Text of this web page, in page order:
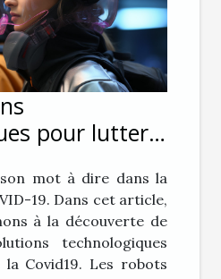
pour lutter
mot à dire dans la
19. Dans cet article,
à la découverte de
technologiques
Covid19. Les robots